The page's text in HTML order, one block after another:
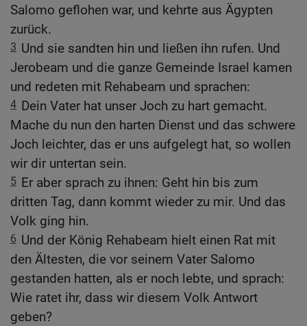
Salomo geflohen war, und kehrte aus Ägypten
zurück.
3 Und sie sandten hin und ließen ihn rufen. Und
Jerobeam und die ganze Gemeinde Israel kamen
und redeten mit Rehabeam und sprachen:
4 Dein Vater hat unser Joch zu hart gemacht.
Mache du nun den harten Dienst und das schwere
Joch leichter, das er uns aufgelegt hat, so wollen
wir dir untertan sein.
5 Er aber sprach zu ihnen: Geht hin bis zum
dritten Tag, dann kommt wieder zu mir. Und das
Volk ging hin.
6 Und der König Rehabeam hielt einen Rat mit
den Ältesten, die vor seinem Vater Salomo
gestanden hatten, als er noch lebte, und sprach:
Wie ratet ihr, dass wir diesem Volk Antwort
geben?